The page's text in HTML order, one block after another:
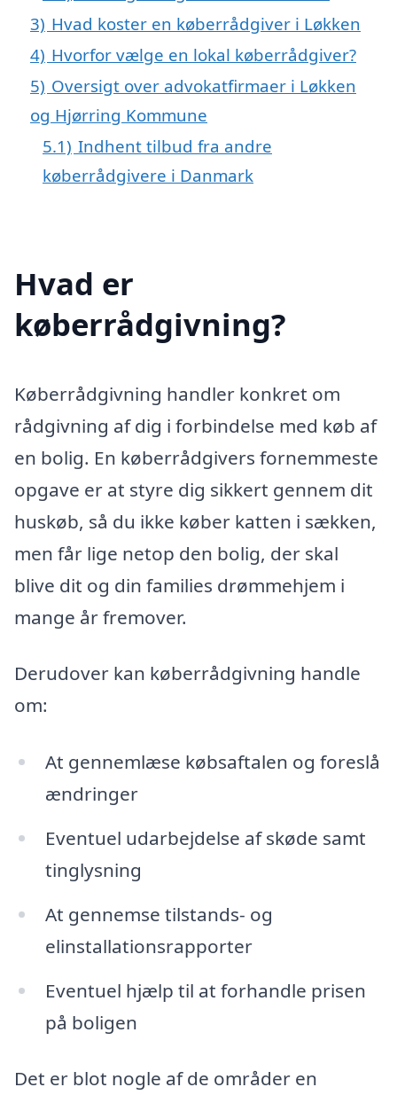
3) Hvad koster en køberrådgiver i Løkken
4) Hvorfor vælge en lokal køberrådgiver?
5) Oversigt over advokatfirmaer i Løkken
og Hjørring Kommune
5.1) Indhent tilbud fra andre
køberrådgivere i Danmark
Hvad er
køberrådgivning?
Køberrådgivning handler konkret om
rådgivning af dig i forbindelse med køb af
en bolig. En køberrådgivers fornemmeste
opgave er at styre dig sikkert gennem dit
huskøb, så du ikke køber katten i sækken,
men får lige netop den bolig, der skal
blive dit og din families drømmehjem i
mange år fremover.
Derudover kan køberrådgivning handle
om:
At gennemlæse købsaftalen og foreslå
ændringer
Eventuel udarbejdelse af skøde samt
tinglysning
At gennemse tilstands- og
elinstallationsrapporter
Eventuel hjælp til at forhandle prisen
på boligen
Det er blot nogle af de områder en